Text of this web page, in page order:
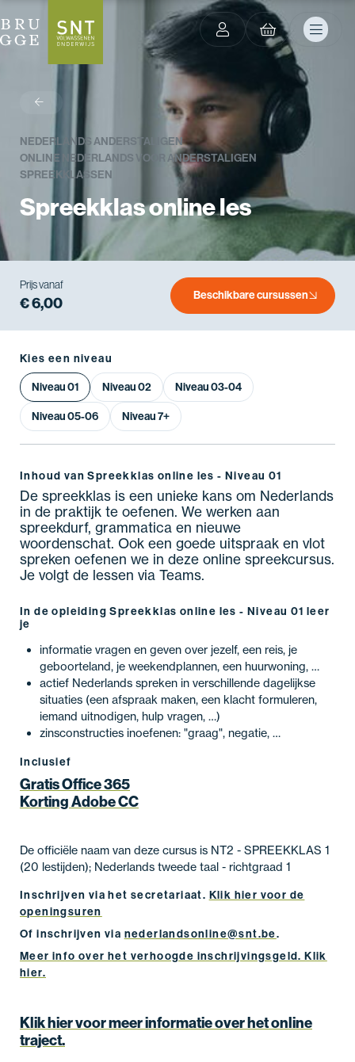
Prijs vanaf
€ 6,00 Beschikbare cursussen
NEDERLANDS ANDERSTALIGEN
ONLINE NEDERLANDS VOOR ANDERSTALIGEN
SPREEKKLASSEN
Spreekklas online les
Kies een niveau
Niveau 01 Niveau 02 Niveau 03-04
Niveau 05-06 Niveau 7+
Inhoud van Spreekklas online les - Niveau 01
De spreekklas is een unieke kans om Nederlands
in de praktijk te oefenen. We werken aan
spreekdurf, grammatica en nieuwe
woordenschat. Ook een goede uitspraak en vlot
spreken oefenen we in deze online spreekcursus.
Je volgt de lessen via Teams.
In de opleiding Spreekklas online les - Niveau 01 leer
je
informatie vragen en geven over jezelf, een reis, je
geboorteland, je weekendplannen, een huurwoning, …
actief Nederlands spreken in verschillende dagelijkse
situaties (een afspraak maken, een klacht formuleren,
iemand uitnodigen, hulp vragen, …)
zinsconstructies inoefenen: "graag", negatie, …
Inclusief
Gratis Office 365
Korting Adobe CC
De officiële naam van deze cursus is NT2 - SPREEKKLAS 1
(20 lestijden); Nederlands tweede taal - richtgraad 1
Inschrijven via het secretariaat. Klik hier voor de
openingsuren
Of inschrijven via nederlandsonline@snt.be.
Meer info over het verhoogde inschrijvingsgeld. Klik
hier.
Klik hier voor meer informatie over het online
traject.